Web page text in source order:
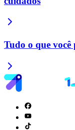
Tudo o que você